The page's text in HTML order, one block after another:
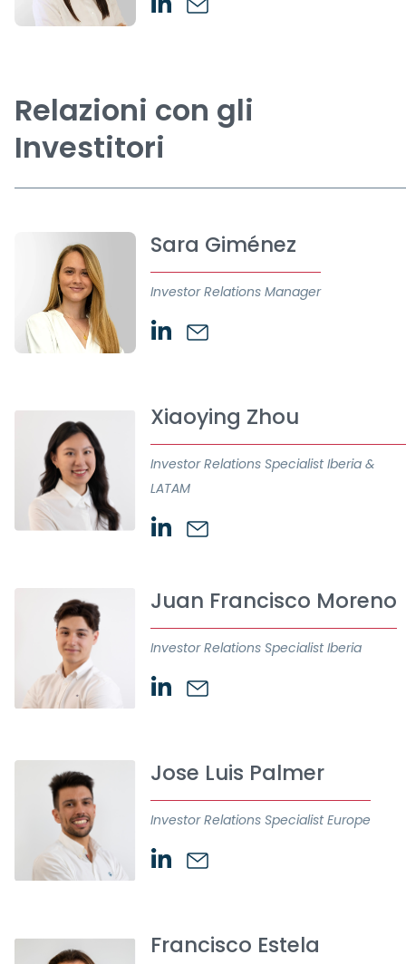
Relazioni con gli
Investitori
Sara Giménez
Investor Relations Manager
Xiaoying Zhou
Investor Relations Specialist Iberia &
LATAM
Juan Francisco Moreno
Investor Relations Specialist Iberia
Jose Luis Palmer
Investor Relations Specialist Europe
Francisco Estela